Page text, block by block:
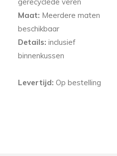
Maat: Meerdere maten
beschikbaar
Details: inclusief
binnenkussen
Levertijd: Op bestelling